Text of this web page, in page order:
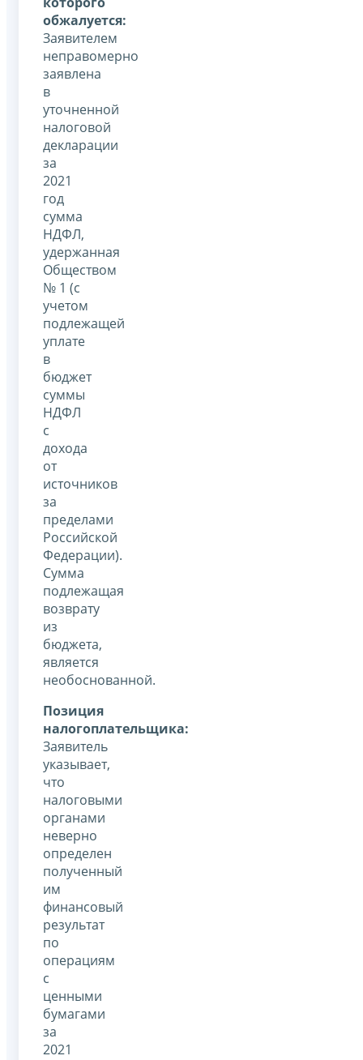
обжалуется:
Заявителем
неправомерно
заявлена
в
уточненной
налоговой
декларации
за
2021
год
сумма
НДФЛ,
удержанная
Обществом
№ 1 (с
учетом
подлежащей
уплате
в
бюджет
суммы
НДФЛ
с
дохода
от
источников
за
пределами
Российской
Федерации).
Сумма
подлежащая
возврату
из
бюджета,
является
необоснованной.
Позиция
налогоплательщика:
Заявитель
указывает,
что
налоговыми
органами
неверно
определен
полученный
им
финансовый
результат
по
операциям
с
ценными
бумагами
за
2021